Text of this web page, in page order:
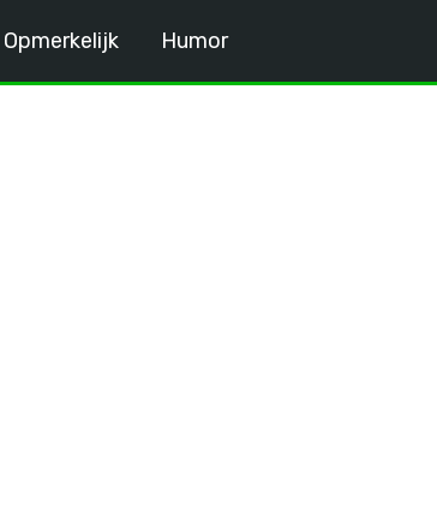
Opmerkelijk Humor